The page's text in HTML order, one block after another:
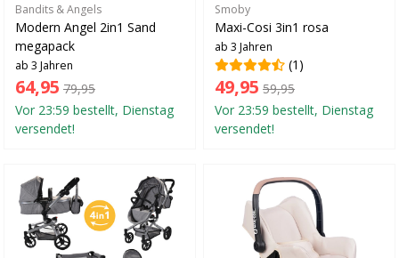
Bandits & Angels
Modern Angel 2in1 Sand
megapack
ab 3 Jahren
64,95 79,95
Vor 23:59 bestellt, Dienstag
versendet!
Smoby
Maxi-Cosi 3in1 rosa
ab 3 Jahren
(1)
49,95 59,95
Vor 23:59 bestellt, Dienstag
versendet!